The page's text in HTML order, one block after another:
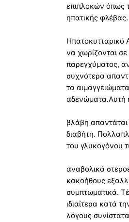
επιπλοκών όπως
ηπατικής
Ηπατοκυτταρικό
να χωρίζονται
παρεγχύματος, αν
συχνότερα
τα
αδενώματα.Αυτή
βλάβη
διαβήτη.
του γλυκογόνου
αναβολικά
κακοήθους
συμπτωματικά.
ιδιαίτερα κατά
λόγους